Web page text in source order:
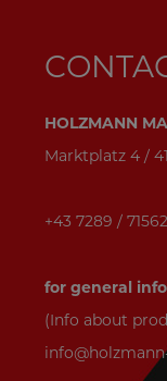
HOLZMANN
Marktplatz 4 /
+43 7289 /
for general
(Info about